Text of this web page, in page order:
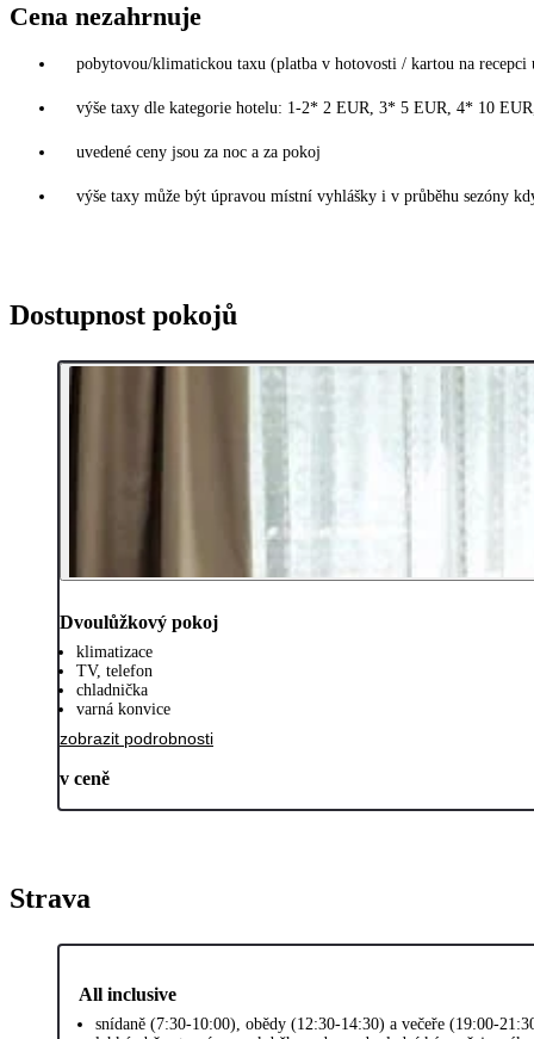
Cena nezahrnuje
pobytovou/klimatickou taxu (platba v hotovosti / kartou na
výše taxy dle kategorie hotelu: 1-2* 2 EUR, 3* 5 EUR, 4* 10
uvedené ceny jsou za noc a za pokoj
výše taxy může být úpravou místní vyhlášky i v průběhu sezóny
Dostupnost pokojů
Dvoulůžkový pokoj
klimatizace
TV, telefon
chladnička
varná konvice
zobrazit podrobnosti
v ceně
Strava
All inclusive
snídaně (7:30-10:00), obědy (12:30-14:30) a večeře (19:00-